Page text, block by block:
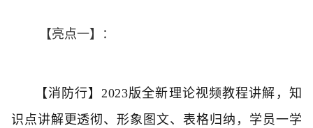
【亮点一】：
【消防行】2023版全新理论视频教程讲解，知
识点讲解更透彻、形象图文、表格归纳，学员一学